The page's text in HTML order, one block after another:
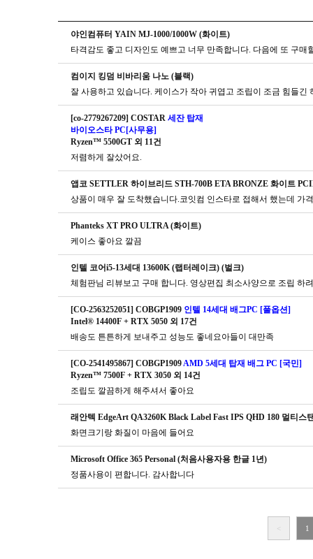
야인컴퓨터 YAIN MJ-1000/1000W (화이트)
타격감도 좋고 디자인도 예쁘고 너무 만족합니다. 다음에 또 구매
컴이지 킹덤 비바리움 나노 (블랙)
잘 사용하고 있습니다. 케이스가 작아 귀엽고 조립이 조금 힘들긴
[co-2779267209] COSTAR 세잔 탑재
바이오스타 PC[사무용]
Ryzen™ 5500GT 외 11건
저렴하게 잘샀어요.
앱코 SETTLER 하이브리드 STH-700B ETA BRONZE 화이트
Phanteks XT PRO ULTRA (화이트)
케이스 좋아요 깔끔
인텔 코어i5-13세대 13600K (랩터레이크) (벌크)
체험판님 리뷰보고 구매 합니다. 영상편집 최소사양으로 조립 하
[CO-2563252051] COBGP1909 인텔 14세대 배그PC [풀옵션]
Intel® 14400F + RTX 5050 외 17건
배송도 튼튼하게 보내주고 성능도 좋네요아들이 대만족
[CO-2541495867] COBGP1909AMD 5세대 탑재 배그 PC [국민]
Ryzen™ 7500F + RTX 3050 외 14건
조립도 깔끔하게 해주셔서 좋아요
래안텍 EdgeArt QA3260K Black Label Fast IPS QHD 180 멀티스
화면크기랑 화질이 마음에 들어요
Microsoft Office 365 Personal (처음사용자용 한글 1년)
정품사용이 편합니다. 감사합니다
< 1